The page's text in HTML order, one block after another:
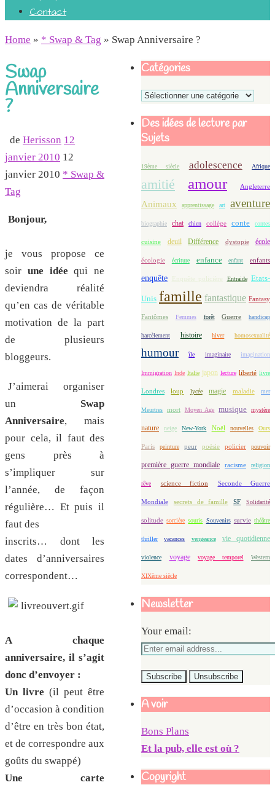
Contact
Home » * Swap & Tag » Swap Anniversaire ?
Swap
Anniversaire
?
de Herisson 12
janvier 2010 12
janvier 2010 * Swap &
Tag
Bonjour,
je vous propose ce
soir une idée qui ne
deviendra réalité
qu’en cas de véritable
motivation de la part
de plusieurs
bloggeurs.
J’aimerai organiser
un Swap
Anniversaire, mais
pour cela, il faut des
gens près à
s’impliquer sur
l’année, de façon
régulière… Et puis il
faut des
inscrits… dont les
dates d’anniversaires
correspondent…
A chaque
anniversaire, il s’agit
donc d’envoyer :
Un livre (il peut être
d’occasion à condition
d’être en très bon état,
et de correspondre aux
goûts du swappé)
Une carte
Catégories
Catégories
Des idées de lecture par
Sujets
19ème siècle adolescence Afrique
amitié amour Angleterre
Animaux apprentissage art aventure
biographie chat chien collège conte contes
cuisine deuil Différence dystopie école
écologie écriture enfance enfant enfants
enquête Enquête policière Entraide Etats-
Unis famille fantastique Fantasy
Fantômes Femmes forêt Guerre handicap
harcèlement histoire hiver homosexualité
humour île imaginaire imagination
Immigration Inde Italie japon lecture liberté livre
Londres loup lycée magie maladie mer
Meurtres mort Moyen Age musique mystère
nature neige New-York Noël nouvelles Ours
Paris peinture peur poésie policier pouvoir
première guerre mondiale racisme religion
rêve science fiction Seconde Guerre
Mondiale secrets de famille SF Solidarité
solitude sorcière souris Souvenirs survie théâtre
thriller vacances vengeance vie quotidienne
violence voyage voyage temporel Western
XIXème siècle
Newsletter
Your email:
A voir
Bons Plans
Et la pub, elle est où ?
Copyright